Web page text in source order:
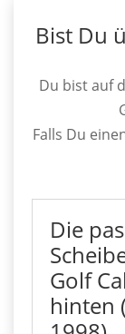
Bist Du
Du bist auf
Falls Du
Die
Golf
hinten